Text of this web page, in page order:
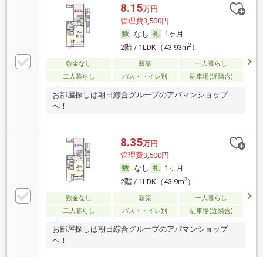
8.15万円
管理費3,500円
なし
1ヶ月
2階 / 1LDK（43.93m2）
敷金なし 新築
一人暮らし
二人暮らし
バス・トイレ別 駐車場(近隣含)
お部屋探しは朝日綜合グループのアパマンショップ
へ！
8.35万円
管理費3,500円
なし
1ヶ月
2階 / 1LDK（43.9m2）
敷金なし 新築
一人暮らし
二人暮らし
バス・トイレ別 駐車場(近隣含)
お部屋探しは朝日綜合グループのアパマンショップ
へ！